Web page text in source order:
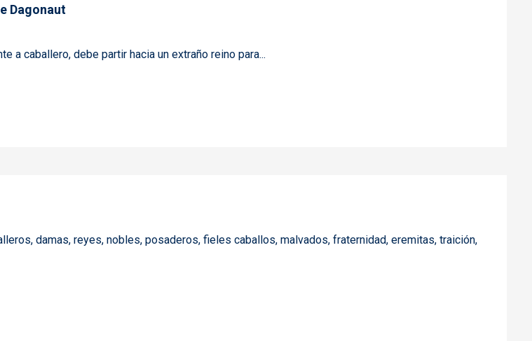
Dagonaut
a caballero, debe partir hacia un extraño reino para...
damas, reyes, nobles, posaderos, fieles caballos, malvados, fraternidad, eremitas, traición,